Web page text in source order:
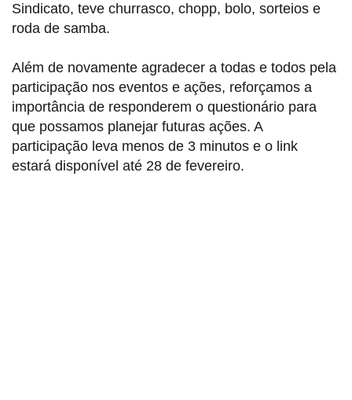
Sindicato, teve churrasco, chopp, bolo, sorteios e
roda de samba.
Além de novamente agradecer a todas e todos pela
participação nos eventos e ações, reforçamos a
importância de responderem o questionário para
que possamos planejar futuras ações. A
participação leva menos de 3 minutos e o link
estará disponível até 28 de fevereiro.